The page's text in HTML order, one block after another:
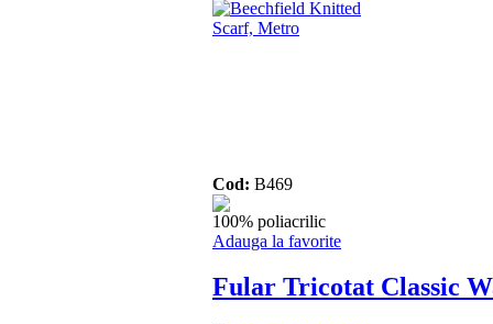
Cod: B469
100% poliacrilic
Adauga la favorite
Fular Tricotat Classic